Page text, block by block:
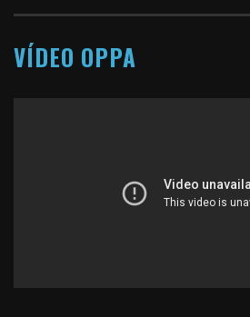
VÍDEO OPPA